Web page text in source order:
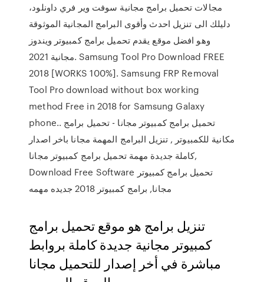
مجالات تحميل برامج مجانية سوفت وير فري داونلود،
دليلك الى تنزيل احدث وأقوى البرامج المجانية الموثوقة
وهو افضل موقع يقدم تحميل برامج كمبيوتر ويندوز
مجانية 2021. Samsung Tool Pro Download FREE
2018 [WORKS 100%]. Samsung FRP Removal
Tool Pro download without box working
method Free in 2018 for Samsung Galaxy
phone.. تحميل برامج كمبيوتر مجانا - تحميل برامج
مكانية للكمبيوتر , تنزيل البرامج المهمة مجانا باخر اصدار
كاملة جديدة مهمة تحميل برامج كمبيوتر مجانا,
Download Free Software تحميل برامج كمبيوتر
مجانا, برامج كمبيوتر 2018 جديده مهمه
تنزيل برامج هو موقع تحميل برامج
كمبيوتر مجانية جديدة كاملة بروابط
مباشرة في أخر إصدار للتحميل مجانا